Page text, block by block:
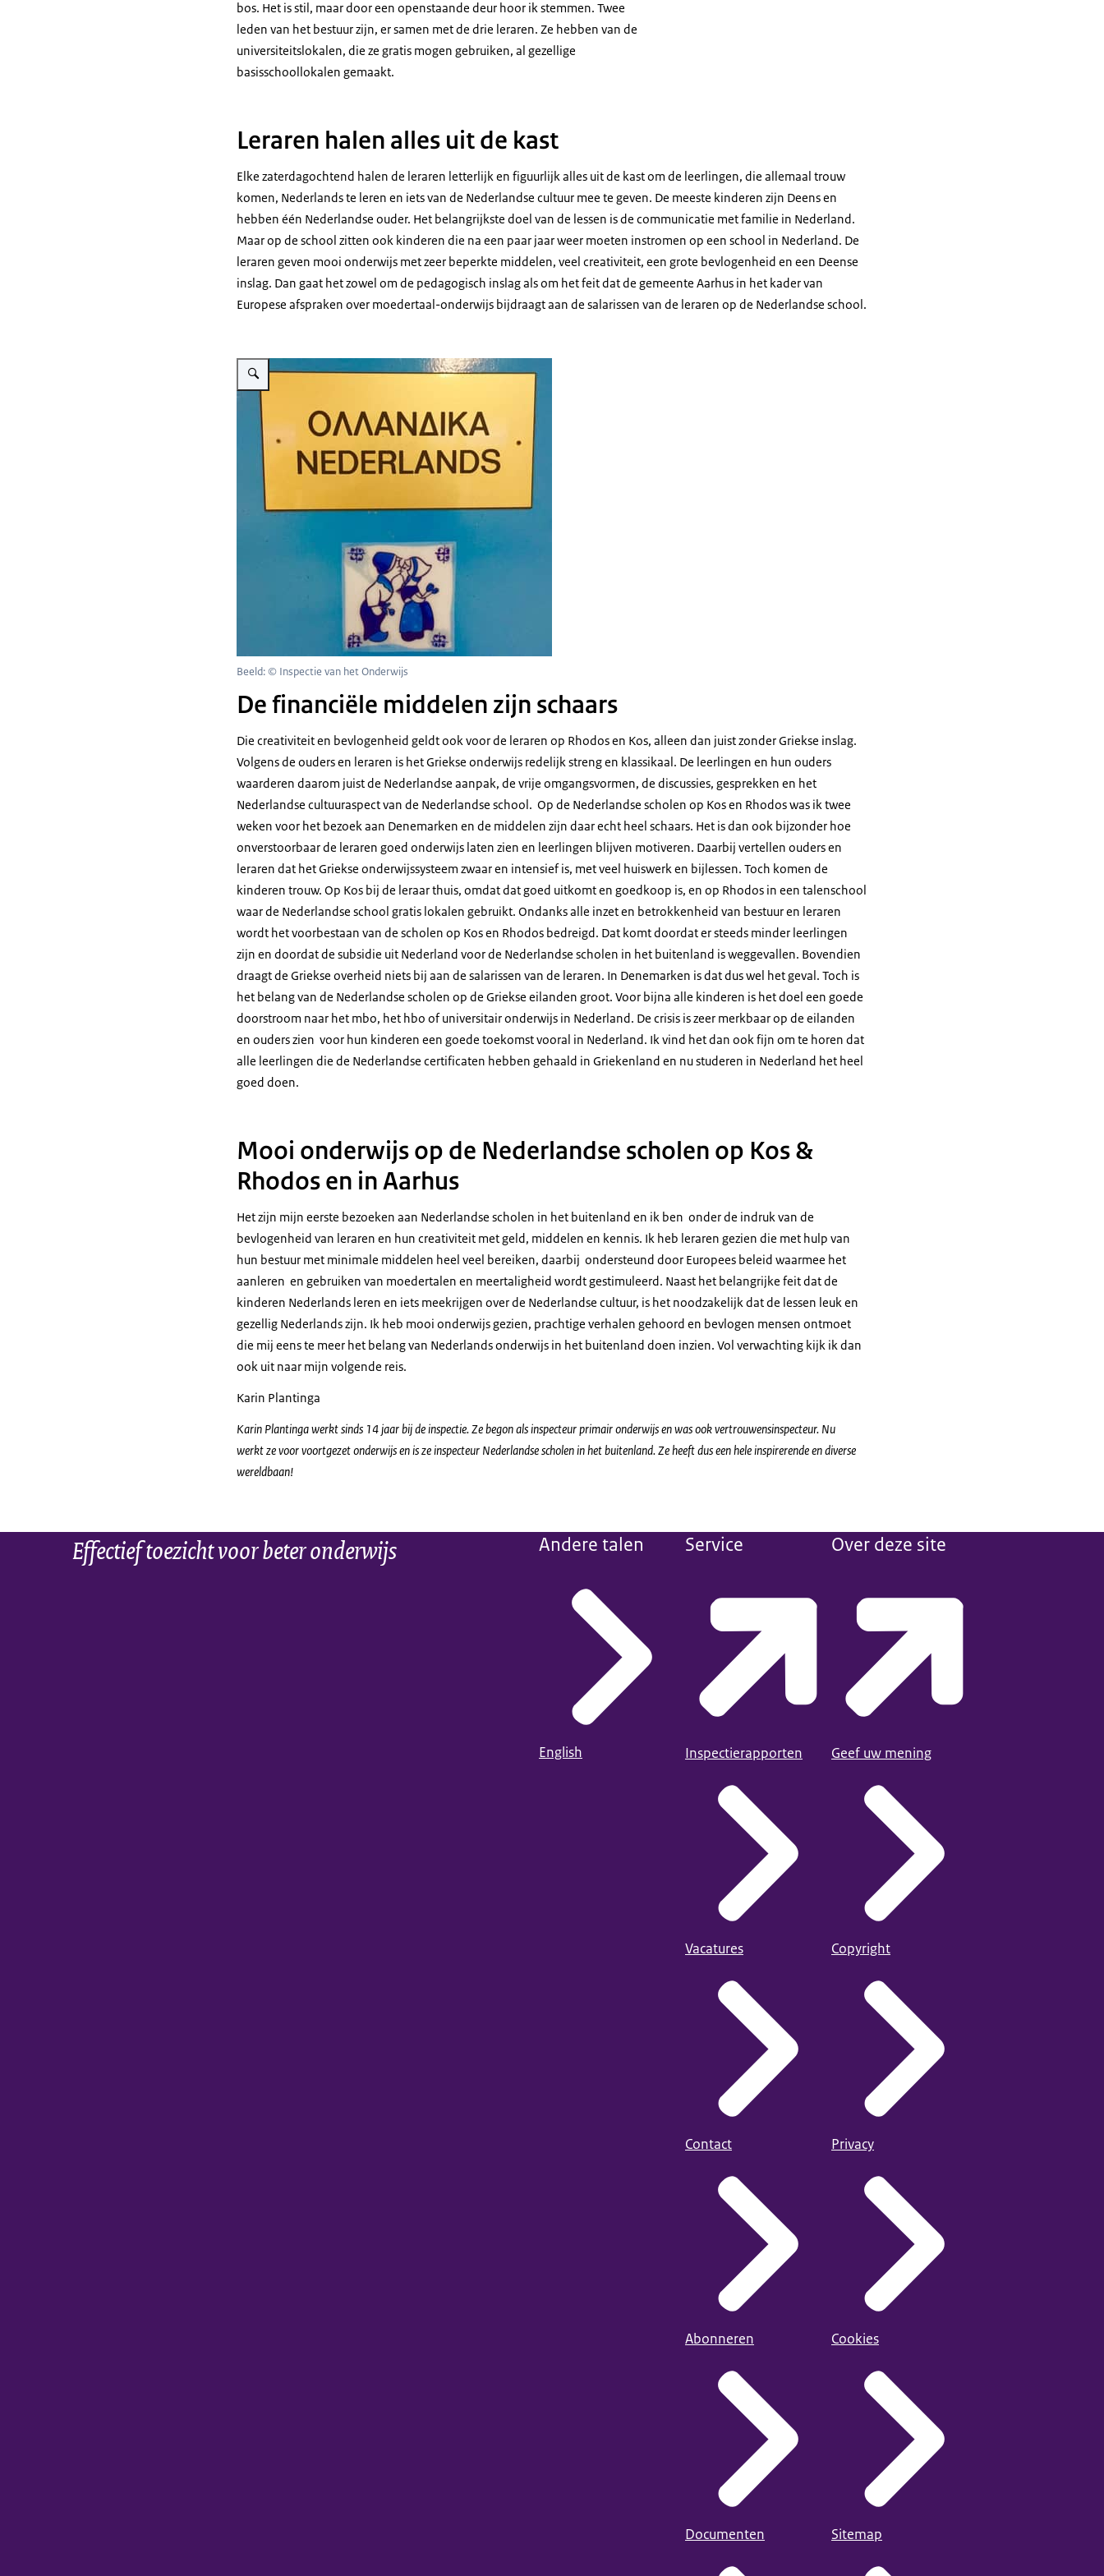
bos. Het is stil, maar door een openstaande deur hoor ik stemmen. Twee
leden van het bestuur zijn, er samen met de drie leraren. Ze hebben van de
universiteitslokalen, die ze gratis mogen gebruiken, al gezellige
basisschoollokalen gemaakt.
Leraren halen alles uit de kast
Elke zaterdagochtend halen de leraren letterlijk en figuurlijk alles uit de kast om de leerlingen, die allemaal trouw
komen, Nederlands te leren en iets van de Nederlandse cultuur mee te geven. De meeste kinderen zijn Deens en
hebben één Nederlandse ouder. Het belangrijkste doel van de lessen is de communicatie met familie in Nederland.
Maar op de school zitten ook kinderen die na een paar jaar weer moeten instromen op een school in Nederland. De
leraren geven mooi onderwijs met zeer beperkte middelen, veel creativiteit, een grote bevlogenheid en een Deense
inslag. Dan gaat het zowel om de pedagogisch inslag als om het feit dat de gemeente Aarhus in het kader van
Europese afspraken over moedertaal-onderwijs bijdraagt aan de salarissen van de leraren op de Nederlandse school.
Vergroot afbeelding Foto Nederlands onderwijs in het buitenland
Beeld: © Inspectie van het Onderwijs
De financiële middelen zijn schaars
Die creativiteit en bevlogenheid geldt ook voor de leraren op Rhodos en Kos, alleen dan juist zonder Griekse inslag.
Volgens de ouders en leraren is het Griekse onderwijs redelijk streng en klassikaal. De leerlingen en hun ouders
waarderen daarom juist de Nederlandse aanpak, de vrije omgangsvormen, de discussies, gesprekken en het
Nederlandse cultuuraspect van de Nederlandse school. Op de Nederlandse scholen op Kos en Rhodos was ik twee
weken voor het bezoek aan Denemarken en de middelen zijn daar echt heel schaars. Het is dan ook bijzonder hoe
onverstoorbaar de leraren goed onderwijs laten zien en leerlingen blijven motiveren. Daarbij vertellen ouders en
leraren dat het Griekse onderwijssysteem zwaar en intensief is, met veel huiswerk en bijlessen. Toch komen de
kinderen trouw. Op Kos bij de leraar thuis, omdat dat goed uitkomt en goedkoop is, en op Rhodos in een talenschool
waar de Nederlandse school gratis lokalen gebruikt. Ondanks alle inzet en betrokkenheid van bestuur en leraren
wordt het voorbestaan van de scholen op Kos en Rhodos bedreigd. Dat komt doordat er steeds minder leerlingen
zijn en doordat de subsidie uit Nederland voor de Nederlandse scholen in het buitenland is weggevallen. Bovendien
draagt de Griekse overheid niets bij aan de salarissen van de leraren. In Denemarken is dat dus wel het geval. Toch is
het belang van de Nederlandse scholen op de Griekse eilanden groot. Voor bijna alle kinderen is het doel een goede
doorstroom naar het mbo, het hbo of universitair onderwijs in Nederland. De crisis is zeer merkbaar op de eilanden
en ouders zien voor hun kinderen een goede toekomst vooral in Nederland. Ik vind het dan ook fijn om te horen dat
alle leerlingen die de Nederlandse certificaten hebben gehaald in Griekenland en nu studeren in Nederland het heel
goed doen.
Mooi onderwijs op de Nederlandse scholen op Kos &
Rhodos en in Aarhus
Het zijn mijn eerste bezoeken aan Nederlandse scholen in het buitenland en ik ben onder de indruk van de
bevlogenheid van leraren en hun creativiteit met geld, middelen en kennis. Ik heb leraren gezien die met hulp van
hun bestuur met minimale middelen heel veel bereiken, daarbij ondersteund door Europees beleid waarmee het
aanleren en gebruiken van moedertalen en meertaligheid wordt gestimuleerd. Naast het belangrijke feit dat de
kinderen Nederlands leren en iets meekrijgen over de Nederlandse cultuur, is het noodzakelijk dat de lessen leuk en
gezellig Nederlands zijn. Ik heb mooi onderwijs gezien, prachtige verhalen gehoord en bevlogen mensen ontmoet
die mij eens te meer het belang van Nederlands onderwijs in het buitenland doen inzien. Vol verwachting kijk ik dan
ook uit naar mijn volgende reis.
Karin Plantinga
Karin Plantinga werkt sinds 14 jaar bij de inspectie. Ze begon als inspecteur primair onderwijs en was ook vertrouwensinspecteur. Nu
werkt ze voor voortgezet onderwijs en is ze inspecteur Nederlandse scholen in het buitenland. Ze heeft dus een hele inspirerende en diverse
wereldbaan!
Effectief toezicht voor beter onderwijs Andere talen
English
Service
Inspectierapporten
Vacatures
Contact
Abonneren
Documenten
Over deze site
Geef uw mening
Copyright
Privacy
Cookies
Sitemap